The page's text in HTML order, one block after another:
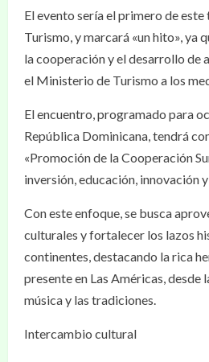
El evento sería el primero de
Turismo, y marcará «un hito», ya
la cooperación y el desarrollo de
el Ministerio de Turismo a los
El encuentro, programado para
República Dominicana, tendrá
«Promoción de la Cooperación
inversión, educación, innovación
Con este enfoque, se busca
culturales y fortalecer los lazos
continentes, destacando la rica
presente en Las Américas, desde
música y las tradiciones.
Intercambio cultural